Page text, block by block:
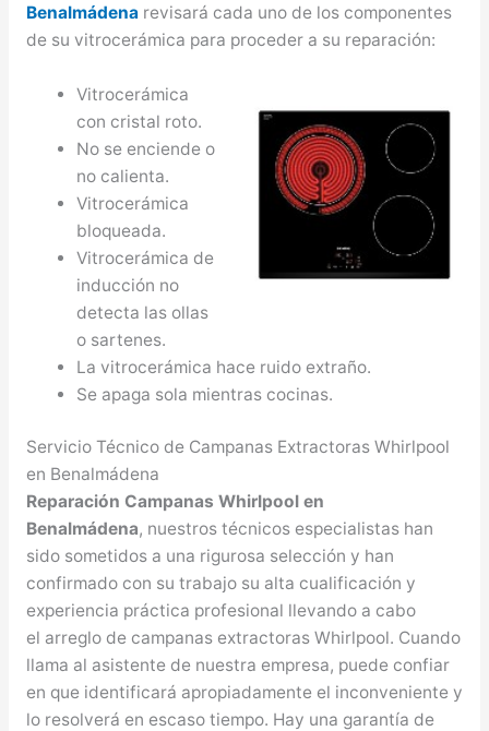
Benalmádenarevisará cada uno de los componentes
de su vitrocerámica para proceder a su reparación:
Vitrocerámica
con cristal roto.
No se enciende o
no calienta.
Vitrocerámica
bloqueada.
Vitrocerámica de
inducción no
detecta las ollas
o sartenes.
La vitrocerámica hace ruido extraño.
Se apaga sola mientras cocinas.
Servicio Técnico de Campanas Extractoras Whirlpool
en Benalmádena
Reparación Campanas Whirlpool en
Benalmádena, nuestros técnicos especialistas han
sido sometidos a una rigurosa selección y han
confirmado con su trabajo su alta cualificación y
experiencia práctica profesional llevando a cabo
el arreglo de campanas extractoras Whirlpool. Cuando
llama al asistente de nuestra empresa, puede confiar
en que identificará apropiadamente el inconveniente y
lo resolverá en escaso tiempo. Hay una garantía de